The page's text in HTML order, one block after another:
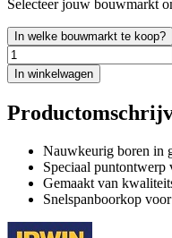
Selecteer jouw bouwmarkt
In welke bouwmarkt te koop?
In winkelwagen
Nauwkeurig boren in
Speciaal
Gemaakt van
Snelspanboorkop